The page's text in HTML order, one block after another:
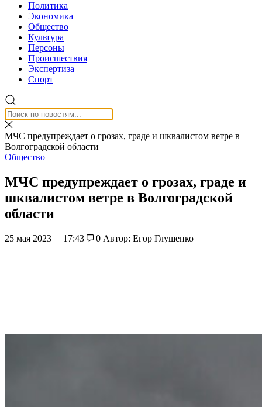
Политика
Экономика
Общество
Культура
Персоны
Происшествия
Экспертиза
Спорт
МЧС предупреждает о грозах, граде и шквалистом ветре в
Волгоградской области
Общество
МЧС предупреждает о грозах, граде и
шквалистом ветре в Волгоградской
области
25 мая 2023 17:43 0 Автор: Егор Глушенко